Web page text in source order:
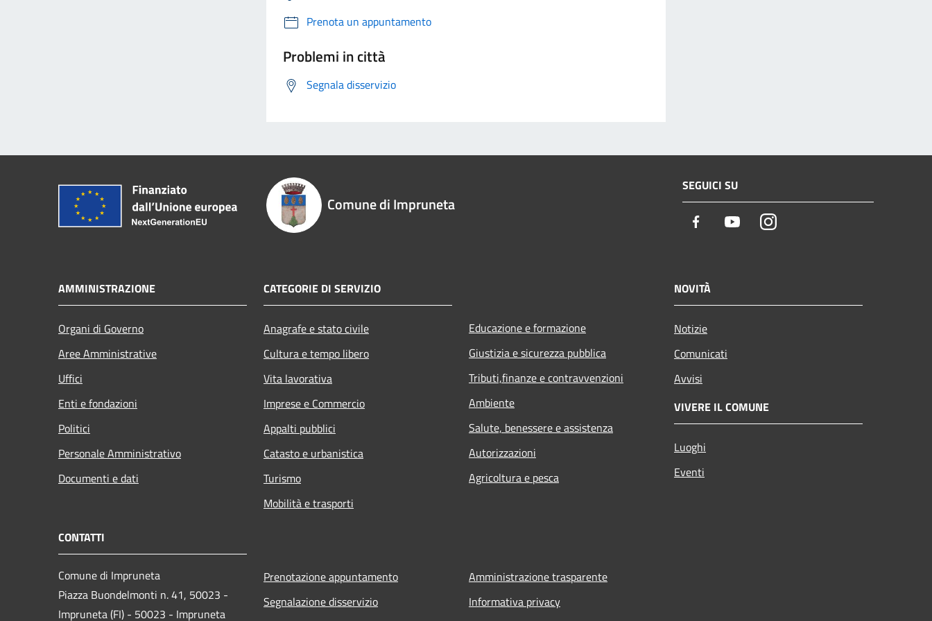
Prenota un appuntamento
Problemi in città
Segnala disservizio
Comune di Impruneta
SEGUICI SU
Facebook YoutubeInstagram
AMMINISTRAZIONE
Organi di Governo
Aree Amministrative
Uffici
Enti e fondazioni
Politici
Personale Amministrativo
Documenti e dati
CATEGORIE DI SERVIZIO
Anagrafe e stato civile
Cultura e tempo libero
Vita lavorativa
Imprese e Commercio
Appalti pubblici
Catasto e urbanistica
Turismo
Mobilità e trasporti
Educazione e formazione
Giustizia e sicurezza pubblica
Tributi,finanze e contravvenzioni
Ambiente
Salute, benessere e assistenza
Autorizzazioni
Agricoltura e pesca
NOVITÀ
Notizie
Comunicati
Avvisi
VIVERE IL COMUNE
Luoghi
Eventi
CONTATTI
Comune di Impruneta
Piazza Buondelmonti n. 41, 50023 -
Impruneta (FI) - 50023 - Impruneta
Prenotazione appuntamento
Segnalazione disservizio
Amministrazione trasparente
Informativa privacy